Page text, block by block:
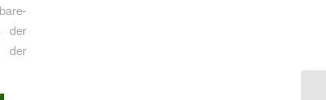
der
der